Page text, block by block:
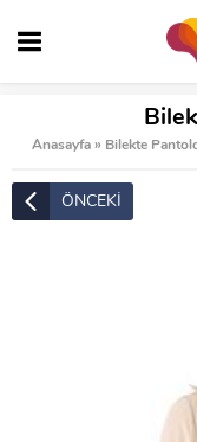
Anasayfa » Bilekte
ÖNCEKİ